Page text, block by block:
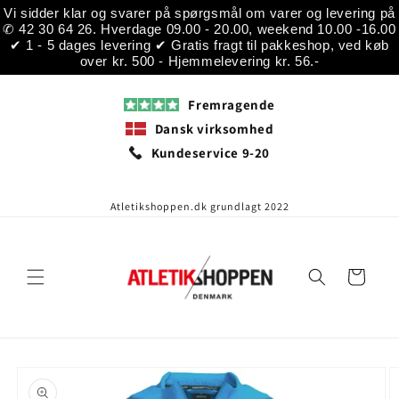
Vi sidder klar og svarer på spørgsmål om varer og levering på
✆ 42 30 64 26. Hverdage 09.00 - 20.00, weekend 10.00 -16.00
✔ 1 - 5 dages levering ✔ Gratis fragt til pakkeshop, ved køb
over kr. 500 - Hjemmelevering kr. 56.-
Gå til
indhold
Fremragende
Dansk virksomhed
Kundeservice 9-20
Atletikshoppen.dk grundlagt 2022
Indkøbskurv